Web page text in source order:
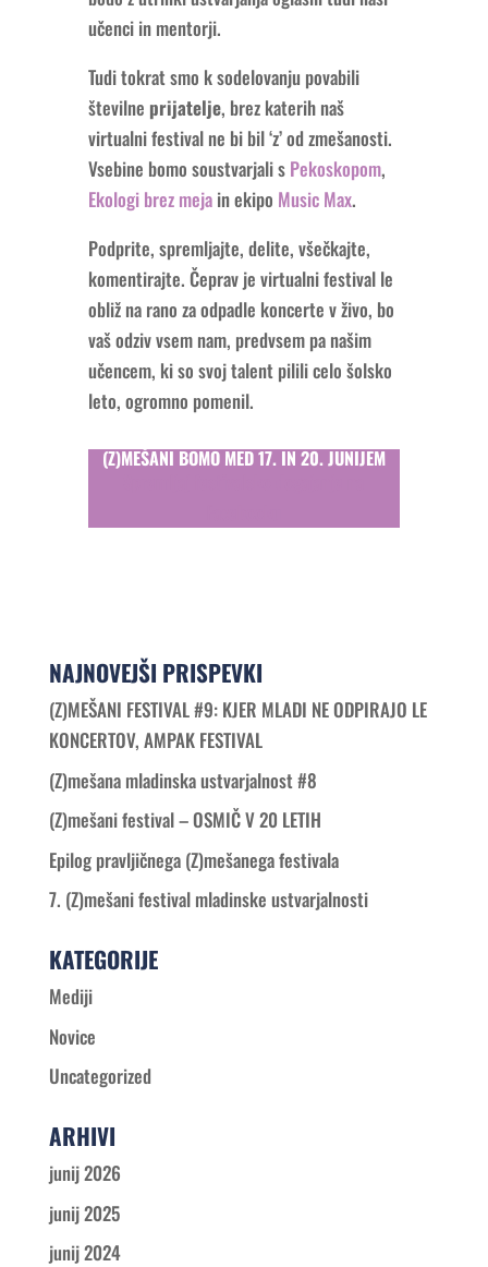
učenci in mentorji.
Tudi tokrat smo k sodelovanju povabili
številne prijatelje, brez katerih naš
virtualni festival ne bi bil ‘z’ od zmešanosti.
Vsebine bomo soustvarjali s Pekoskopom,
Ekologi brez mejain ekipo Music Max.
Podprite, spremljajte, delite, všečkajte,
komentirajte. Čeprav je virtualni festival le
obliž na rano za odpadle koncerte v živo, bo
vaš odziv vsem nam, predvsem pa našim
učencem, ki so svoj talent pilili celo šolsko
leto, ogromno pomenil.
(Z)MEŠANI BOMO MED 17. IN 20. JUNIJEM
NAJNOVEJŠI PRISPEVKI
(Z)MEŠANI FESTIVAL #9: KJER MLADI NE ODPIRAJO LE
KONCERTOV, AMPAK FESTIVAL
(Z)mešana mladinska ustvarjalnost #8
(Z)mešani festival – OSMIČ V 20 LETIH
Epilog pravljičnega (Z)mešanega festivala
7. (Z)mešani festival mladinske ustvarjalnosti
KATEGORIJE
Mediji
Novice
Uncategorized
ARHIVI
junij 2026
junij 2025
junij 2024